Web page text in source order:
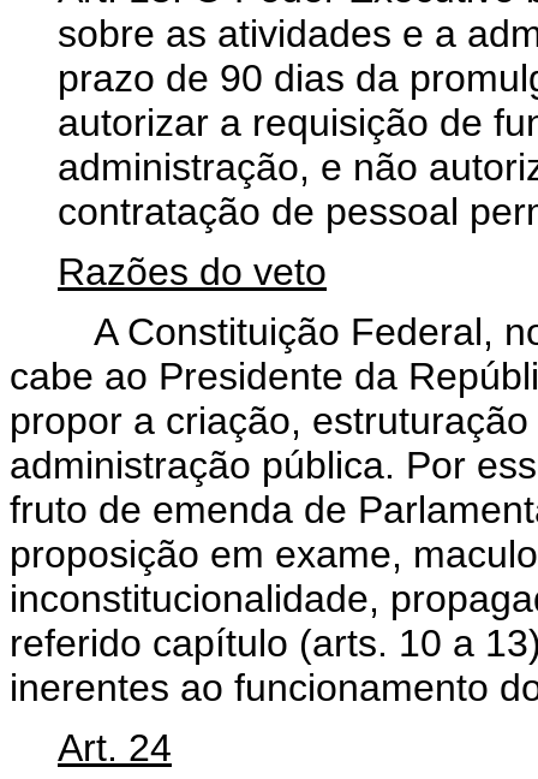
sobre as atividades e a
prazo de 90 dias da
autorizar a requisição de
administração, e não
contratação de pessoal
Razões do veto
A Constituição Federal, no
cabe ao Presidente da
propor a criação,
administração pública. Por
fruto de emenda de
proposição em exame,
inconstitucionalidade,
referido capítulo (arts. 10 a
inerentes ao funcionamento
Art. 24